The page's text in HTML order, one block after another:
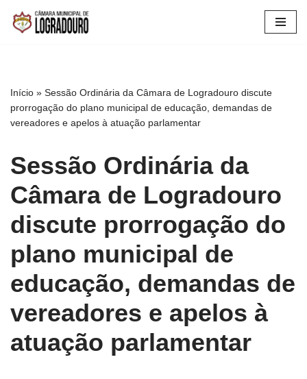
Pular
Início » Sessão Ordinária da Câmara de Logradouro discute
prorrogação do plano municipal de educação, demandas de
vereadores e apelos à atuação parlamentar
Sessão Ordinária da
Câmara de Logradouro
discute prorrogação do
plano municipal de
educação, demandas de
vereadores e apelos à
atuação parlamentar